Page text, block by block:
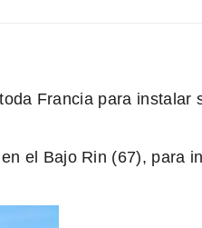
Francia para
el Bajo Rin (67),